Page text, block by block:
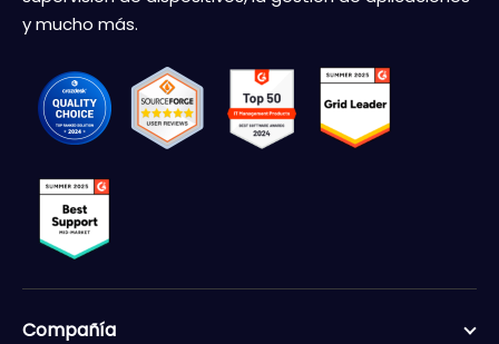
y mucho más.
Compañía